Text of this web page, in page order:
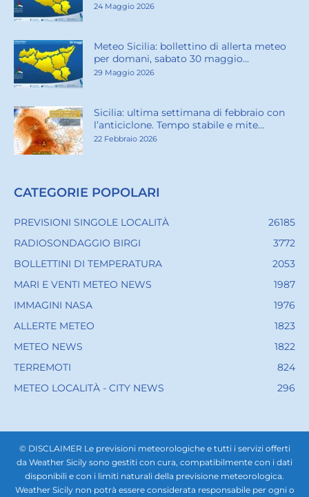
24 Maggio 2026
Meteo Sicilia: bollettino di allerta meteo
per domani, sabato 30 maggio...
29 Maggio 2026
Sicilia: ultima settimana di febbraio con
l’anticiclone. Tempo stabile e mite...
22 Febbraio 2026
CATEGORIE POPOLARI
PREVISIONI SINGOLE LOCALITÀ
26185
RADIOSONDAGGIO BIRGI
3772
BOLLETTINI DI TEMPERATURA
2053
MARI E VENTI METEO NEWS
1987
IMMAGINI NASA
1976
ALLERTE METEO
1823
METEO NEWS
1822
TERREMOTI
824
METEO LOCALITÀ - CITY NEWS
296
© DISCLAIMER Le previsioni meteorologiche e tutti i servizi offerti
da Weather Sicily sono gestiti con cura, compatibilmente con i dati
disponibili e con i limiti naturali della previsione meteorologica.
Weather Sicily non potrà essere considerata responsabile per ogni o